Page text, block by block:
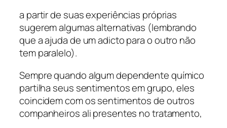
a partir de suas experiências próprias
sugerem algumas alternativas (lembrando
que a ajuda de um adicto para o outro não
tem paralelo).
Sempre quando algum dependente químico
partilha seus sentimentos em grupo, eles
coincidem com os sentimentos de outros
companheiros ali presentes no tratamento,